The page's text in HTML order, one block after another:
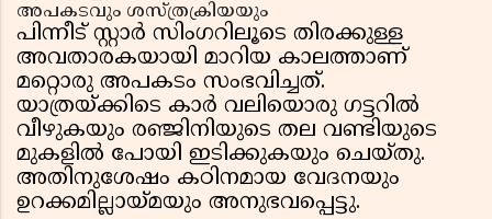
അപകടവും ശസ്ത്രക്രിയയും
പിന്നീട് സ്റ്റാർ സിംഗറിലൂടെ തിരക്കുള്ള
അവതാരകയായി മാറിയ കാലത്താണ്
മറ്റൊരു അപകടം സംഭവിച്ചത്.
യാത്രയ്ക്കിടെ കാർ വലിയൊരു ഗട്ടറിൽ
വീഴുകയും രഞ്ജിനിയുടെ തല വണ്ടിയുടെ
മുകളിൽ പോയി ഇടിക്കുകയും ചെയ്തു.
അതിനുശേഷം കഠിനമായ വേദനയും
ഉറക്കമില്ലായ്മയും അനുഭവപ്പെട്ടു.